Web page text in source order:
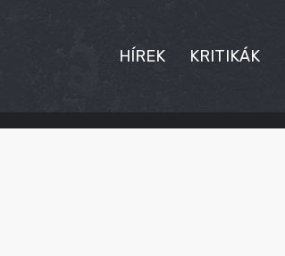
HÍREK KRITIKÁK
HÍREK